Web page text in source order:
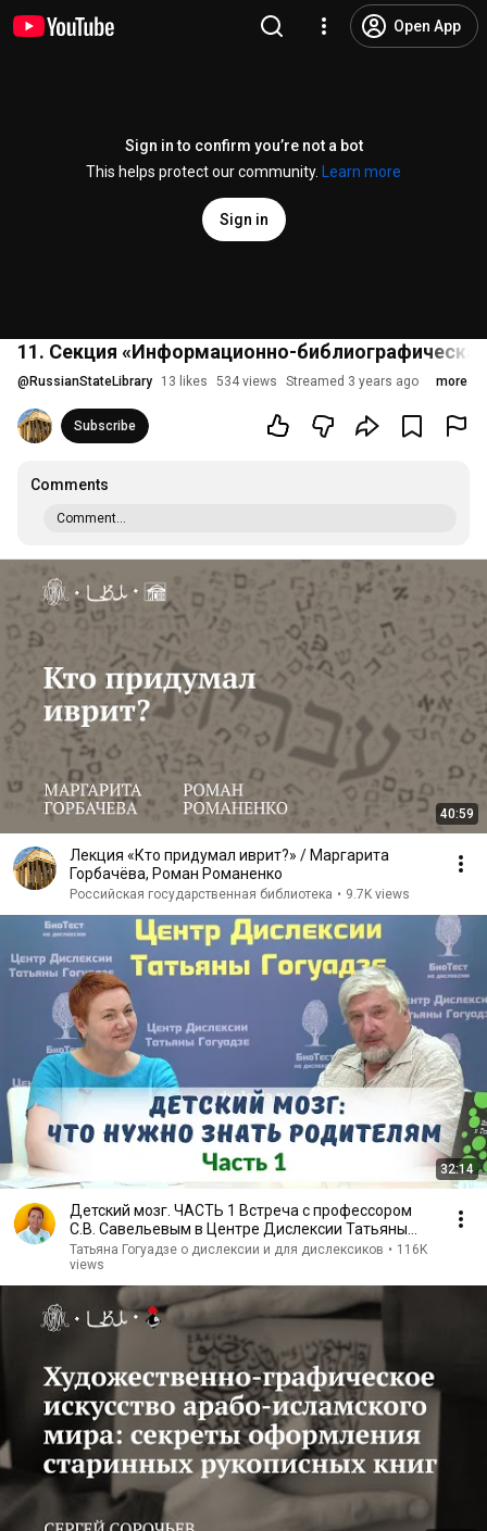
Open App
Sign in to confirm you’re not a bot
This helps protect our community.
Learn more
Sign in
11. Секция «Информационно-
@ RussianStateLibrary 13 likes 534 views Streamed 3 years ago more
Subscribe
Comments
Comment...
40:59
Лекция «Кто придумал иврит?» / Маргарита
Горбачёва, Роман Романенко
Российская государственная библиотека • 9.7K views
32:14
Детский мозг. ЧАСТЬ 1 Встреча с профессором
С.В. Савельевым в Центре Дислексии Татьяны
Гогуадзе
Татьяна Гогуадзе о дислексии и для дислексиков • 116K
views